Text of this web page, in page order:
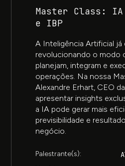
Master Class: IA
e IBP
A Inteligência Artificial já
revolucionando o modo
planejam, integram e
operações. Na nossa
Alexandre Erhart, CEO
apresentar insights
a IA pode gerar mais
previsibilidade e
negócio.
Palestrante(s):